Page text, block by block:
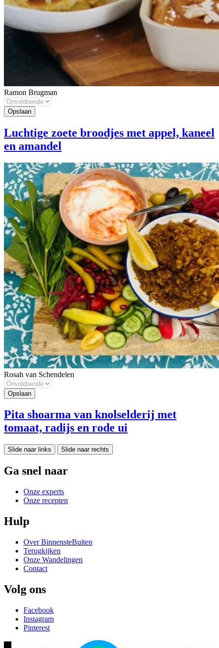
Ramon Brugman
Luchtige zoete broodjes met appel, kaneel
en amandel
Rosah van Schendelen
Pita shoarma van knolselderij met
tomaat, radijs en rode ui
Slide naar links Slide naar rechts
Ga snel naar
Onze experts
Onze recepten
Hulp
Over BinnensteBuiten
Terugkijken
Onze Wandelingen
Contact
Volg ons
Facebook
Instagram
Pinterest